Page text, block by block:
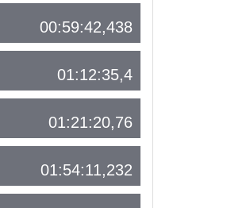
00:59:42,438
01:12:35,4
01:21:20,76
01:54:11,232